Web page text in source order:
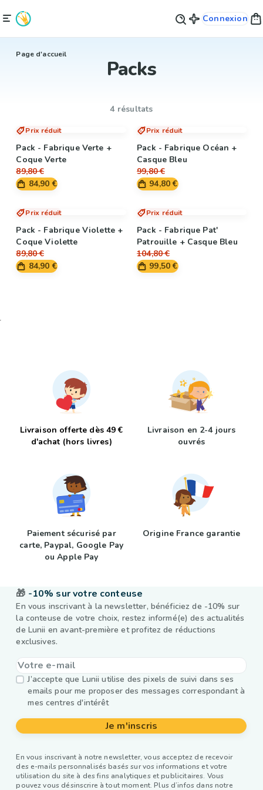
Connexion
Page d'accueil
Packs
4 résultats
Prix réduit
Pack - Fabrique Verte +
Coque Verte
89,80 €
84,90 €
Prix réduit
Pack - Fabrique Océan +
Casque Bleu
99,80 €
94,80 €
Prix réduit
Pack - Fabrique Violette +
Coque Violette
89,80 €
84,90 €
Prix réduit
Pack - Fabrique Pat'
Patrouille + Casque Bleu
104,80 €
99,50 €
Livraison offerte dès 49 €
d'achat (hors livres)
Livraison en 2-4 jours
ouvrés
Paiement sécurisé par
carte, Paypal, Google Pay
ou Apple Pay
Origine France garantie
🎁 -10% sur votre conteuse
En vous inscrivant à la newsletter, bénéficiez de -10% sur
la conteuse de votre choix, restez informé(e) des actualités
de Lunii en avant-première et profitez de réductions
exclusives.
J’accepte que Lunii utilise des pixels de suivi dans ses
emails pour me proposer des messages correspondant à
mes centres d'intérêt
Je m'inscris
En vous inscrivant à notre newsletter, vous acceptez de recevoir
des e-mails personnalisés basés sur vos informations et votre
utilisation du site à des fins analytiques et publicitaires. Vous
pouvez vous désinscrire à tout moment. Plus d’infos dans notre